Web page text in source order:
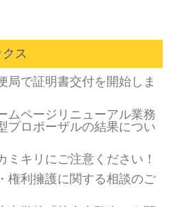
ス
局で証明書交付を開始しま
ムページリニューアル業務
プロポーザルの結果につい
ミキリにご注意ください！
権利擁護に関する相談のご